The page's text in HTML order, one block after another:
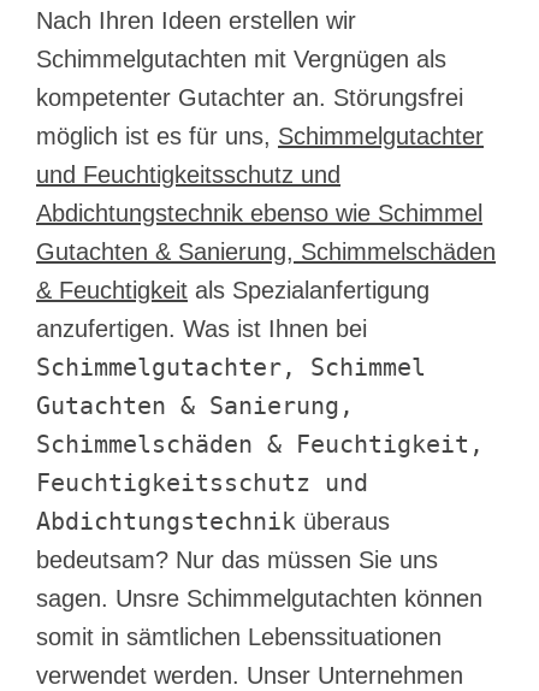
Nach Ihren Ideen erstellen wir
Schimmelgutachten mit Vergnügen als
kompetenter Gutachter an. Störungsfrei
möglich ist es für uns, Schimmelgutachter
und Feuchtigkeitsschutz und
Abdichtungstechnik ebenso wie Schimmel
Gutachten & Sanierung, Schimmelschäden
& Feuchtigkeit als Spezialanfertigung
anzufertigen. Was ist Ihnen bei
Schimmelgutachter, Schimmel
Gutachten & Sanierung,
Schimmelschäden & Feuchtigkeit,
Feuchtigkeitsschutz und
Abdichtungstechnik überaus
bedeutsam? Nur das müssen Sie uns
sagen. Unsre Schimmelgutachten können
somit in sämtlichen Lebenssituationen
verwendet werden. Unser Unternehmen